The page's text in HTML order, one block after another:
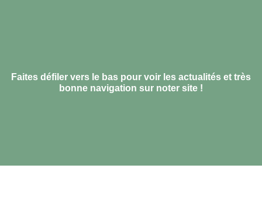
Faites défiler vers le bas pour voir les actualités et très
bonne navigation sur noter site !